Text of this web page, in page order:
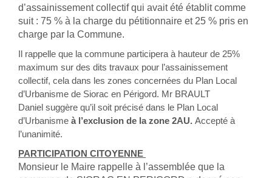
d’assainissement collectif qui avait été établit comme
suit : 75 % à la charge du pétitionnaire et 25 % pris en
charge par la Commune.
Il rappelle que la commune participera à hauteur de 25%
maximum sur des dits travaux pour l’assainissement
collectif, cela dans les zones concernées du Plan Local
d’Urbanisme de Siorac en Périgord. Mr BRAULT
Daniel suggère qu’il soit précisé dans le Plan Local
d’Urbanisme à l’exclusion de la zone 2AU. Accepté à
l’unanimité.
PARTICIPATION CITOYENNE
Monsieur le Maire rappelle à l’assemblée que la